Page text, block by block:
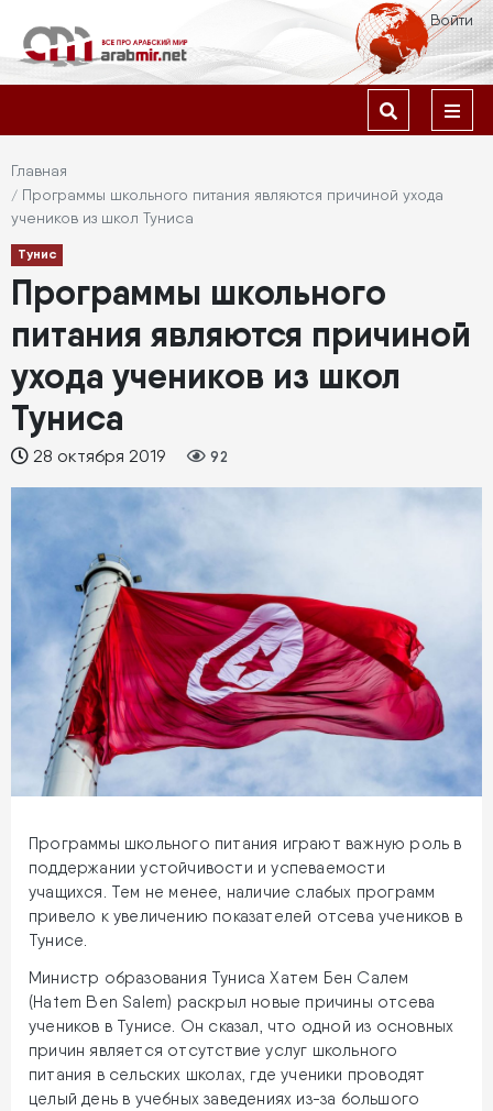
основному
содержанию
Меню
учётной
пользователя
Войти
навигация
Строка
навигации
Главная
Программы школьного питания являются причиной ухода
учеников из школ Туниса
Тунис
Программы школьного
питания являются причиной
ухода учеников из школ
Туниса
28 октября 2019 92
Программы школьного питания играют важную роль в
поддержании устойчивости и успеваемости
учащихся. Тем не менее, наличие слабых программ
привело к увеличению показателей отсева учеников в
Тунисе.
Министр образования Туниса Хатем Бен Салем
(Hatem Ben Salem) раскрыл новые причины отсева
учеников в Тунисе. Он сказал, что одной из основных
причин является отсутствие услуг школьного
питания в сельских школах, где ученики проводят
целый день в учебных заведениях из-за большого